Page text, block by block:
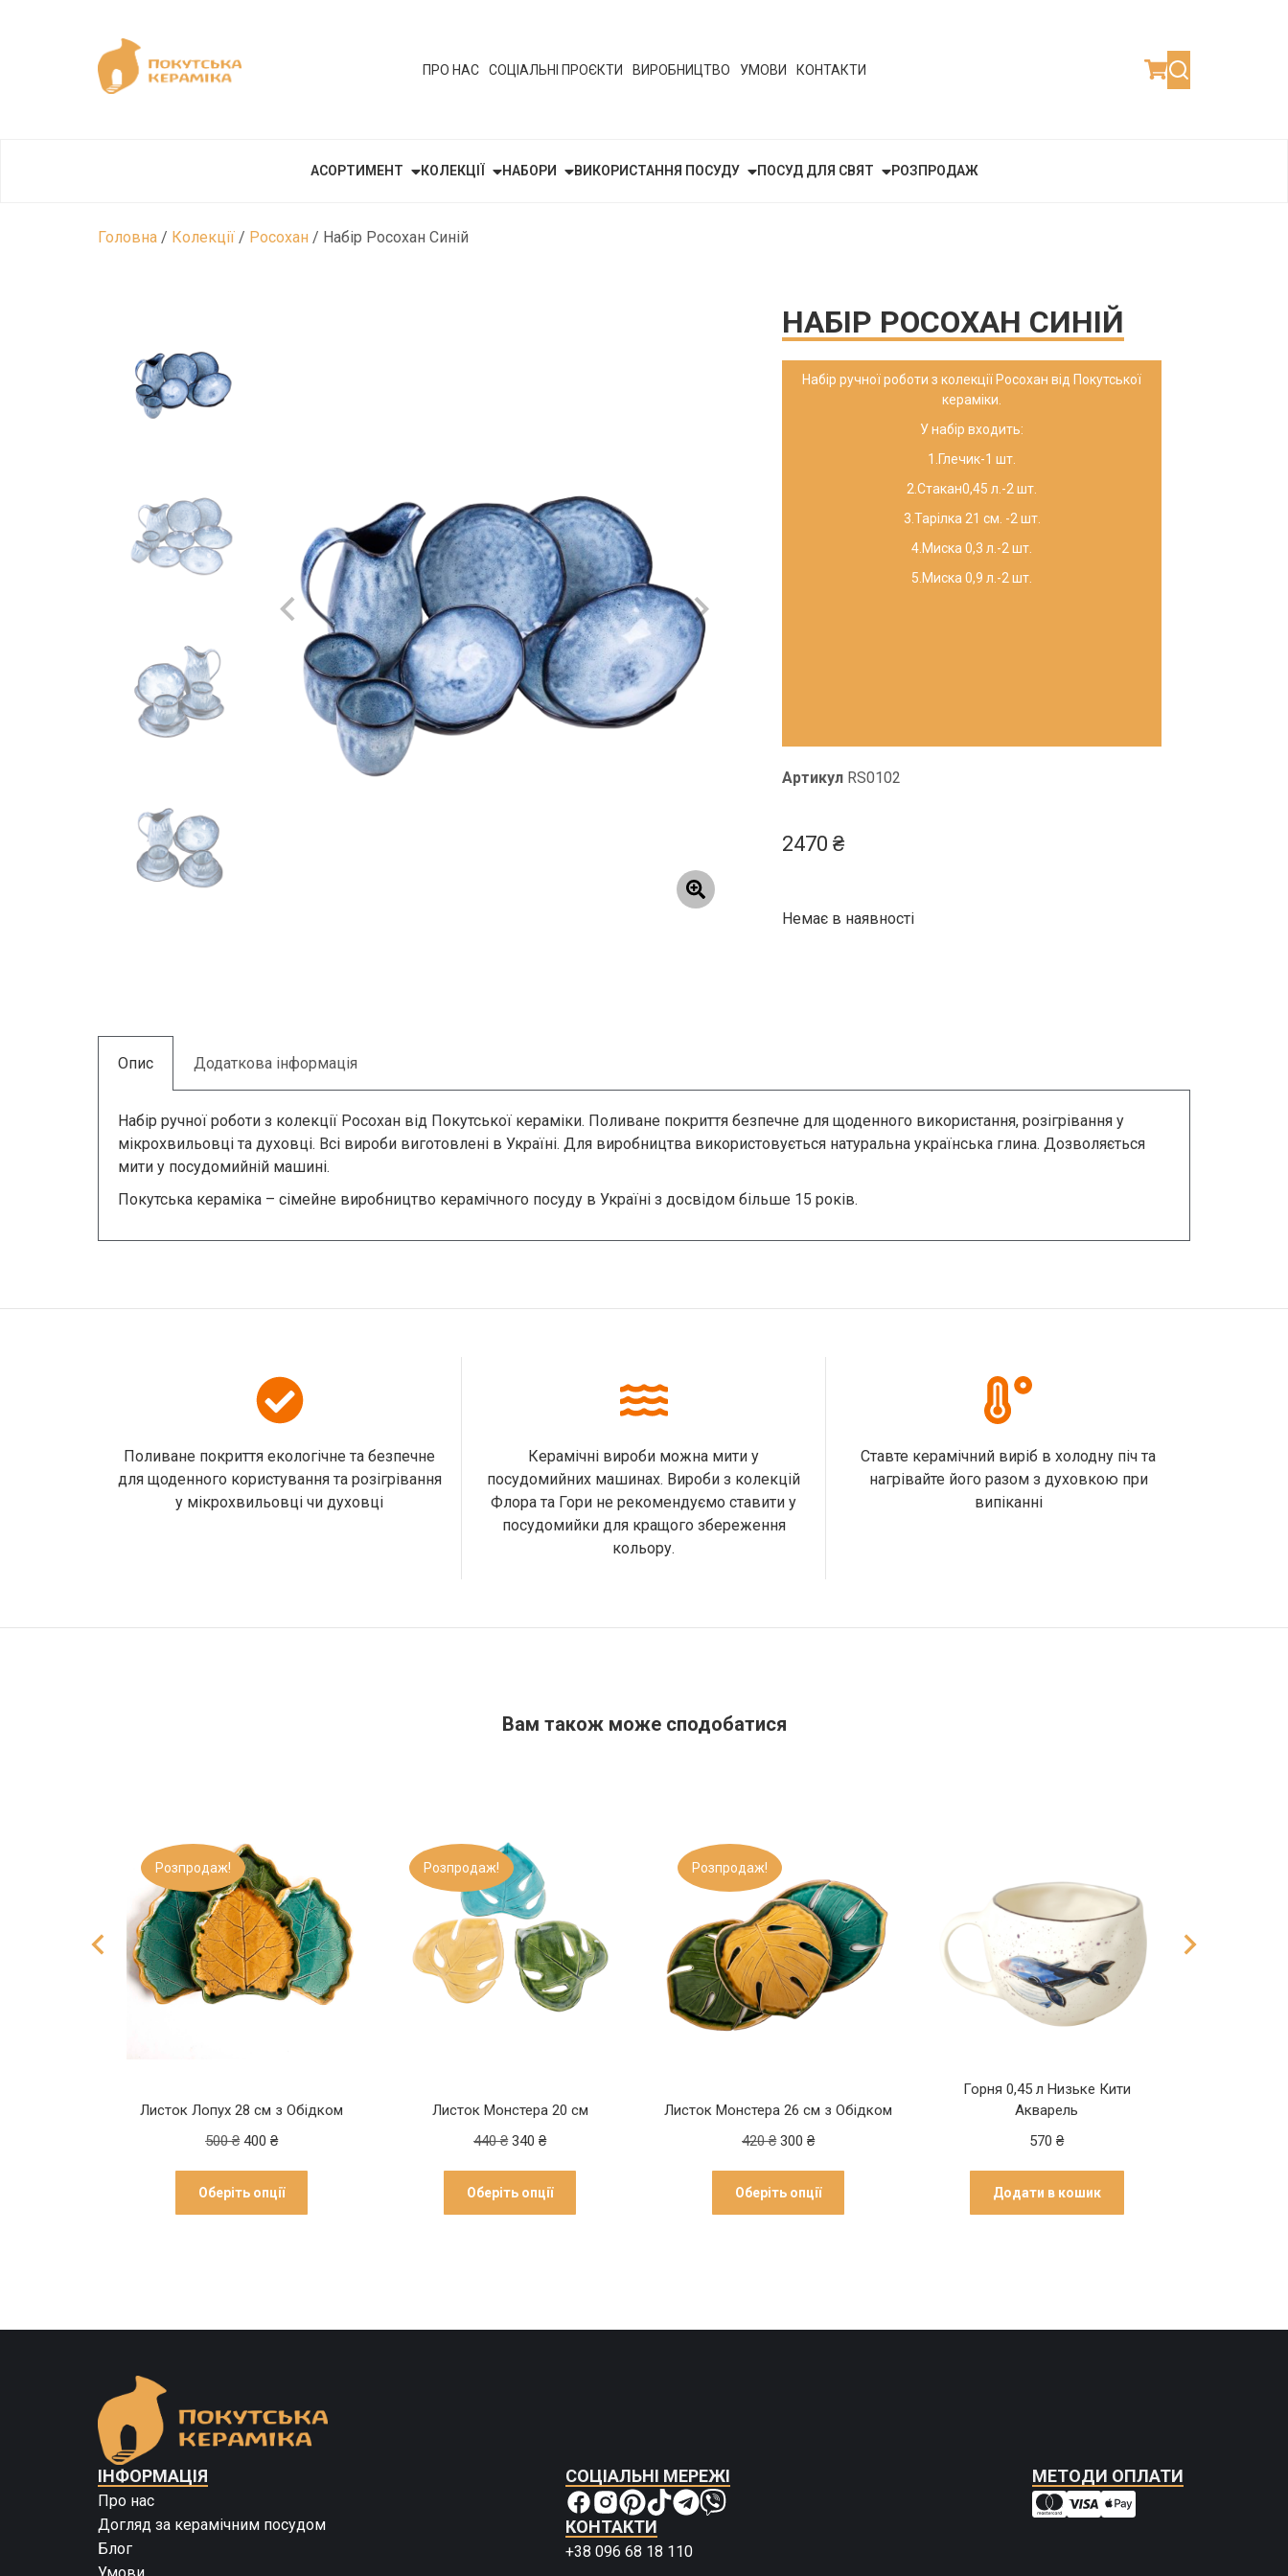
ПРО НАС СОЦІАЛЬНІ ПРОЄКТИ ВИРОБНИЦТВО УМОВИ КОНТАКТИ
АСОРТИМЕНТ КОЛЕКЦІЇ НАБОРИ ВИКОРИСТАННЯ ПОСУДУ ПОСУД ДЛЯ СВЯТ РОЗПРОДАЖ
Головна / Колекції / Росохан / Набір Росохан Синій
НАБІР РОСОХАН СИНІЙ
Набір ручної роботи з колекції Росохан від Покутської
кераміки.
У набір входить:
1.Глечик-1 шт.
2.Стакан0,45 л.-2 шт.
3.Тарілка 21 см. -2 шт.
4.Миска 0,3 л.-2 шт.
5.Миска 0,9 л.-2 шт.
Артикул RS0102
2470 ₴
Немає в наявності
Опис Додаткова інформація
Набір ручної роботи з колекції Росохан від Покутської кераміки. Поливане покриття безпечне для щоденного використання, розігрівання у
мікрохвильовці та духовці. Всі вироби виготовлені в Україні. Для виробництва використовується натуральна українська глина. Дозволяється
мити у посудомийній машині.
Покутська кераміка – сімейне виробництво керамічного посуду в Україні з досвідом більше 15 років.
Поливане покриття екологічне та безпечне
для щоденного користування та розігрівання
у мікрохвильовці чи духовці
Керамічні вироби можна мити у
посудомийних машинах. Вироби з колекцій
Флора та Гори не рекомендуємо ставити у
посудомийки для кращого збереження
кольору.
Ставте керамічний виріб в холодну піч та
нагрівайте його разом з духовкою при
випіканні
Вам також може сподобатися​
Розпродаж!
Листок Лопух 28 см з Обідком
500₴ 400 ₴
Оберіть опції
Розпродаж!
Листок Монстера 20 см
440₴ 340 ₴
Оберіть опції
Розпродаж!
Листок Монстера 26 см з Обідком
420₴ 300 ₴
Оберіть опції
Горня 0,45 л Низьке Кити
Акварель
570 ₴
Додати в кошик
ІНФОРМАЦІЯ
Про нас
Догляд за керамічним посудом
Блог
МЕТОДИ ОПЛАТИ
СОЦІАЛЬНІ МЕРЕЖІ
КОНТАКТИ
+38 096 68 18 110